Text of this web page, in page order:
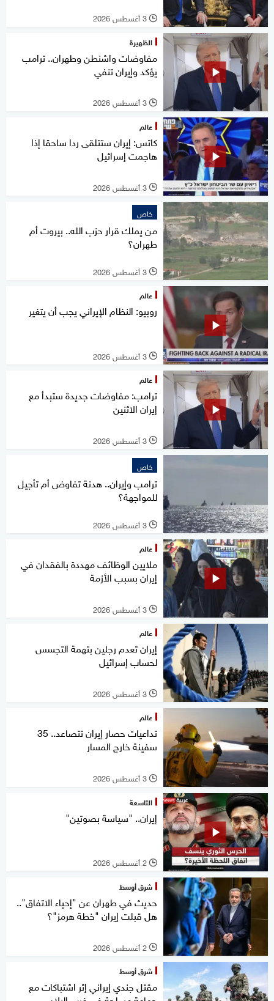
l 3 أغسطس 2026
الظهيرة
مفاوضات واشنطن وطهران.. ترامب
يؤكد وإيران تنفي
l 3 أغسطس 2026
عالم
كاتس: إيران ستتلقى ردا ساحقا إذا
هاجمت إسرائيل
l 3 أغسطس 2026
خاص
من يملك قرار حزب الله.. بيروت أم
طهران؟
l 3 أغسطس 2026
عالم
روبيو: النظام الإيراني يجب أن يتغير
l 3 أغسطس 2026
عالم
ترامب: مفاوضات جديدة ستبدأ مع
إيران الاثنين
l 3 أغسطس 2026
خاص
ترامب وإيران.. هدنة تفاوض أم تأجيل
للمواجهة؟
l 3 أغسطس 2026
عالم
ملايين الوظائف مهددة بالفقدان في
إيران بسبب الأزمة
l 3 أغسطس 2026
عالم
إيران تعدم رجلين بتهمة التجسس
لحساب إسرائيل
l 3 أغسطس 2026
عالم
تداعيات حصار إيران تتصاعد.. 35
سفينة خارج المسار
l 3 أغسطس 2026
التاسعة
إيران.. "سياسة بصوتين"
l 2 أغسطس 2026
شرق أوسط
حديث في طهران عن "إحياء الاتفاق"..
هل قبلت إيران "خطة هرمز"؟
l 2 أغسطس 2026
شرق أوسط
مقتل جندي إيراني إثر اشتباكات مع